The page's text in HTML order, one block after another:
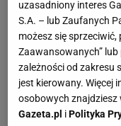
Ukrainie
Nowy
Putin
uzasadniony interes
S.A. – lub Zaufanych
możesz się sprzeciwić,
Zaawansowanych”
zależności od zakresu
jest kierowany. Więcej
osobowych
Gazeta.pl iPolityka